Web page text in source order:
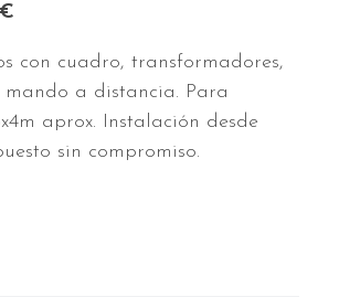
con cuadro, transformadores,
a distancia. Para
aprox. Instalación desde
sin compromiso.